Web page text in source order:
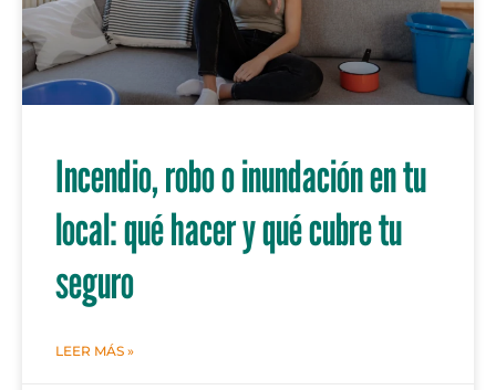
Incendio, robo o inundación en tu
local: qué hacer y qué cubre tu
seguro
LEER MÁS »